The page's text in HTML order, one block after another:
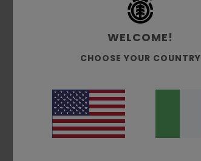
WELCOME!
CHOOSE YOUR COUNTRY